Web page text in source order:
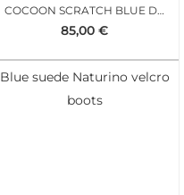
COCOON SCRATCH BLUE DENIM
85,00 €
Blue suede Naturino velcro
boots